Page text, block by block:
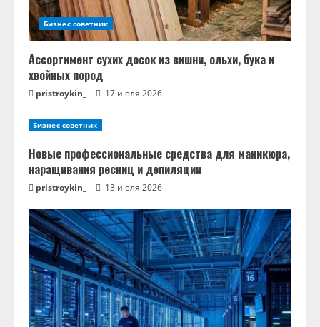
Бизнес советник
Ассортимент сухих досок из вишни, ольхи, бука и
хвойных пород
pristroykin_ 17 июля 2026
Бизнес советник
Новые профессиональные средства для маникюра,
наращивания ресниц и депиляции
pristroykin_ 13 июля 2026